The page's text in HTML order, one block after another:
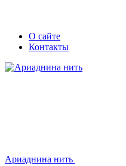
Skip
Secondary
left
navigation
Secondary
right
navigation
О сайте
Контакты
Ариаднина нить